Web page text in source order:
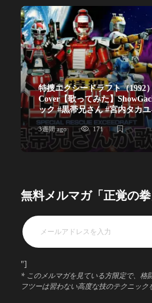
特捜エクシードラフト（1992
Cover【歌ってみた】
ック #黒帯兄さん #宮内タカ
3週間 ago 171
無料メルマガ「正覚の
"]
* このメルマガを見ている方限定で、格
フツーは習わない高度な技のテクニック